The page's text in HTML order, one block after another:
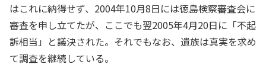
はこれに納得せず、2004年10月8日には徳島検察審査会に
審査を申し立てたが、ここでも翌2005年4月20日に「不起
訴相当」と議決された。それでもなお、遺族は真実を求め
て調査を継続している。